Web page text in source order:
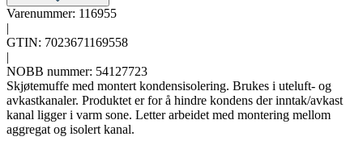
Varenummer: 116955
|
GTIN: 7023671169558
|
NOBB nummer: 54127723
Skjøtemuffe med montert kondensisolering. Brukes i uteluft- og
avkastkanaler. Produktet er for å hindre kondens der inntak/avkast
kanal ligger i varm sone. Letter arbeidet med montering mellom
aggregat og isolert kanal.